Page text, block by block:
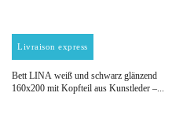
Abmessungen
Elektrisch
Livraison express
Preis
Bett LINA weiß und schwarz glänzend
160x200 mit Kopfteil aus Kunstleder –...